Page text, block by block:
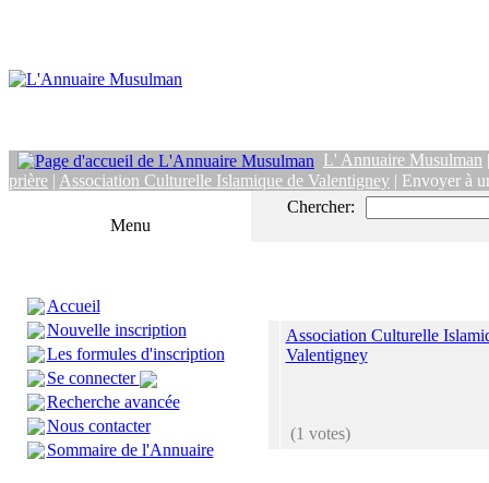
L' Annuaire Musulman
prière | Association Culturelle Islamique de Valentigney | Envoyer à
Menu
Accueil
Nouvelle inscription
Les formules d'inscription
Se connecter
Recherche avancée
Nous contacter
Sommaire de l'Annuaire
Chercher:
Association Culturelle
Valentigney
(1 votes)